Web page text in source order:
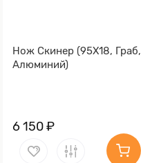
Нож Скинер (95Х18, Граб,
Алюминий)
6 150 ₽